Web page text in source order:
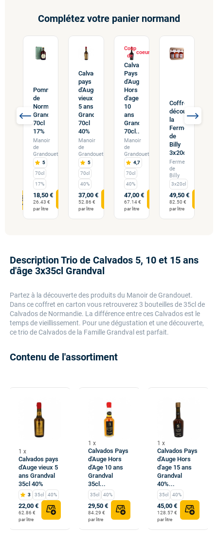
Complétez votre panier normand
Pommeau
de
Normandie
Grandval
70cl
17%
Manoir
de
Grandouet
5
70cl
17%
18,50 €
26.43 €
par litre
Calvados
pays
d'Auge
vieux
5 ans
Grandval
70cl
40%
Manoir
de
Grandouet
5
70cl
40%
37,00 €
52.86 €
par litre
Coup
de
Calvados
Pays
d'Auge
Hors
d'age
10
ans
Grandval
70cl...
Manoir
de
Grandouet
4,7
70cl
40%
47,00 €
67.14 €
par litre
Coffret
découverte
la
Ferme
de
Billy
3x20cl
Ferme
de
Billy
3x20cl
49,50 €
82.50 €
par litre
Description Trio de Calvados 5, 10 et 15 ans
d'âge 3x35cl Grandval
Partez à la découverte des produits du Manoir de Grandouet.
Dans ce coffret en carton vous retrouverez 3 bouteilles de 35cl de
Calvados de Normandie. La différence entre ces Calvados est le
temps de vieillissement. Pour une dégustation et une découverte,
ce trio de Calvados de la Famille Grandval est parfait.
Contenu de l'assortiment
1 x
Calvados pays
d'Auge vieux 5
ans Grandval
35cl 40%
3 35cl 40%
22,00 €
62.86 €
par litre
1 x
Calvados Pays
d'Auge Hors
d'Age 10 ans
Grandval
35cl...
35cl 40%
29,50 €
84.29 €
par litre
1 x
Calvados Pays
d'Auge Hors
d'age 15 ans
Grandval
40%...
35cl 40%
45,00 €
128.57 €
par litre